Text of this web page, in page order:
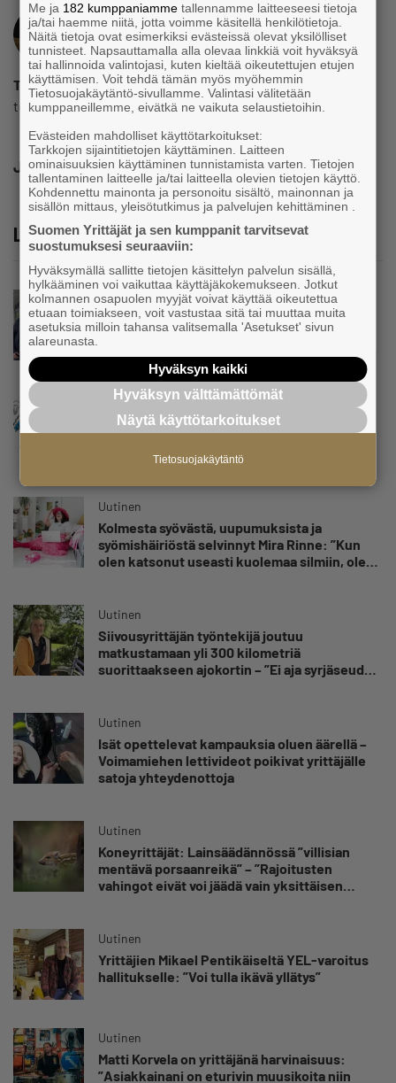
Toimitus
toimitus@yrittajat.fi
Jaa
Lue lisää
Uutinen
Parikkalassa toimii yhä liike, jollainen alkaa
Myllylä tuntee asiakkaidensa jalat kuin
Uutinen
Nämä yritykset nousivat AAA-luokkaan –
Uutinen
Kolmesta syövästä, uupumuksista ja
syömishäiriöstä selvinnyt Mira Rinne: ”Kun
olen katsonut useasti kuolemaa silmiin, olen
Uutinen
Siivousyrittäjän työntekijä joutuu
matkustamaan yli 300 kilometriä
suorittaakseen ajokortin – ”Ei aja syrjäseudun
Uutinen
Isät opettelevat kampauksia oluen äärellä –
Voimamiehen lettivideot poikivat yrittäjälle
satoja yhteydenottoja
Uutinen
Koneyrittäjät: Lainsäädännössä ”villisian
mentävä porsaanreikä” – ”Rajoitusten
vahingot eivät voi jäädä vain yksittäisen
Uutinen
Yrittäjien Mikael Pentikäiseltä YEL-varoitus
hallitukselle: ”Voi tulla ikävä yllätys”
Uutinen
Matti Korvela on yrittäjänä harvinaisuus:
”Asiakkainani on eturivin muusikoita niin
Me ja 182 kumppaniamme tallennamme laitteeseesi tietoja
ja/tai haemme niitä, jotta voimme käsitellä henkilötietoja.
Näitä tietoja ovat esimerkiksi evästeissä olevat yksilölliset
tunnisteet. Napsauttamalla alla olevaa linkkiä voit hyväksyä
tai hallinnoida valintojasi, kuten kieltää oikeutettujen etujen
käyttämisen. Voit tehdä tämän myös myöhemmin
Tietosuojakäytäntö-sivullamme. Valintasi välitetään
kumppaneillemme, eivätkä ne vaikuta selaustietoihin.
Evästeiden mahdolliset käyttötarkoitukset:
Tarkkojen sijaintitietojen käyttäminen. Laitteen
ominaisuuksien käyttäminen tunnistamista varten. Tietojen
tallentaminen laitteelle ja/tai laitteella olevien tietojen käyttö.
Kohdennettu mainonta ja personoitu sisältö, mainonnan ja
sisällön mittaus, yleisötutkimus ja palvelujen kehittäminen .
Suomen Yrittäjät ja sen kumppanit tarvitsevat
suostumuksesi seuraaviin:
Hyväksymällä sallitte tietojen käsittelyn palvelun sisällä,
hylkääminen voi vaikuttaa käyttäjäkokemukseen. Jotkut
kolmannen osapuolen myyjät voivat käyttää oikeutettua
etuaan toimiakseen, voit vastustaa sitä tai muuttaa muita
asetuksia milloin tahansa valitsemalla 'Asetukset' sivun
alareunasta.
Hyväksyn kaikki
Hyväksyn välttämättömät
Näytä käyttötarkoitukset
Tietosuojakäytäntö